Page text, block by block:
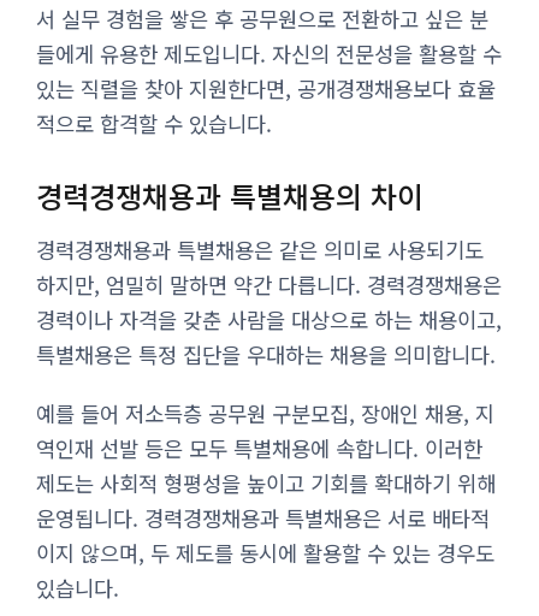
서 실무 경험을 쌓은 후 공무원으로 전환하고 싶은 분
들에게 유용한 제도입니다. 자신의 전문성을 활용할 수
있는 직렬을 찾아 지원한다면, 공개경쟁채용보다 효율
적으로 합격할 수 있습니다.
경력경쟁채용과 특별채용의 차이
경력경쟁채용과 특별채용은 같은 의미로 사용되기도
하지만, 엄밀히 말하면 약간 다릅니다. 경력경쟁채용은
경력이나 자격을 갖춘 사람을 대상으로 하는 채용이고,
특별채용은 특정 집단을 우대하는 채용을 의미합니다.
예를 들어 저소득층 공무원 구분모집, 장애인 채용, 지
역인재 선발 등은 모두 특별채용에 속합니다. 이러한
제도는 사회적 형평성을 높이고 기회를 확대하기 위해
운영됩니다. 경력경쟁채용과 특별채용은 서로 배타적
이지 않으며, 두 제도를 동시에 활용할 수 있는 경우도
있습니다.